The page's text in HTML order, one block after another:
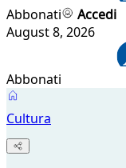
Abbonati
Accedi
August 8, 2026
Abbonati
Cultura